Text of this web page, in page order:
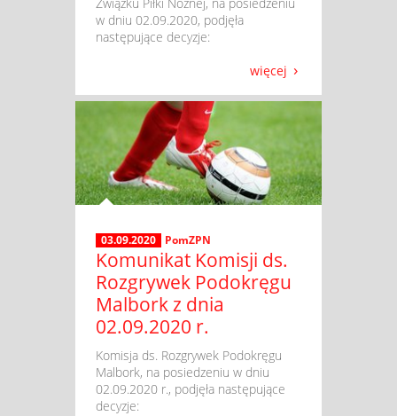
w dniu 02.09.2020, podjęła
następujące decyzje:
więcej
03.09.2020 PomZPN
Komunikat Komisji ds.
Rozgrywek Podokręgu
Malbork z dnia
02.09.2020 r.
​ Komisja ds. Rozgrywek Podokręgu
Malbork, na posiedzeniu w dniu
02.09.2020 r., podjęła następujące
decyzje: